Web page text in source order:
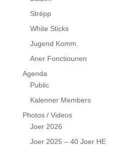
Strëpp
White Sticks
Jugend Komm.
Aner Fonctiounen
Agenda
Public
Kalenner Members
Photos / Videos
Joer 2026
Joer 2025 – 40 Joer HE